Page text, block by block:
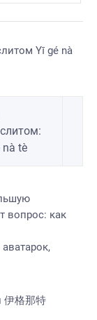
nà tè
вопрос: как
аватарок,